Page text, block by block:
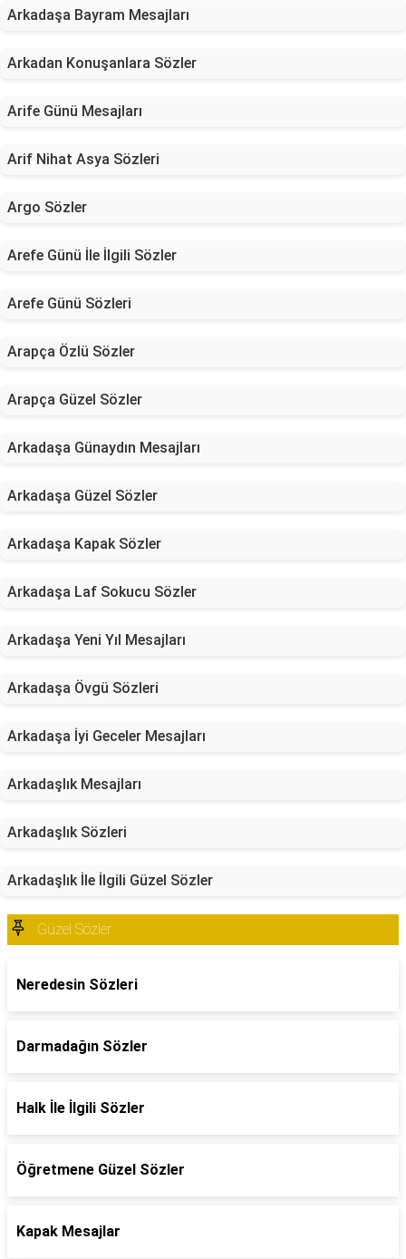
Arkadaşa Bayram Mesajları
Arkadan Konuşanlara Sözler
Arife Günü Mesajları
Arif Nihat Asya Sözleri
Argo Sözler
Arefe Günü İle İlgili Sözler
Arefe Günü Sözleri
Arapça Özlü Sözler
Arapça Güzel Sözler
Arkadaşa Günaydın Mesajları
Arkadaşa Güzel Sözler
Arkadaşa Kapak Sözler
Arkadaşa Laf Sokucu Sözler
Arkadaşa Yeni Yıl Mesajları
Arkadaşa Övgü Sözleri
Arkadaşa İyi Geceler Mesajları
Arkadaşlık Mesajları
Arkadaşlık Sözleri
Arkadaşlık İle İlgili Güzel Sözler
Güzel Sözler
Neredesin Sözleri
Darmadağın Sözler
Halk İle İlgili Sözler
Öğretmene Güzel Sözler
Kapak Mesajlar